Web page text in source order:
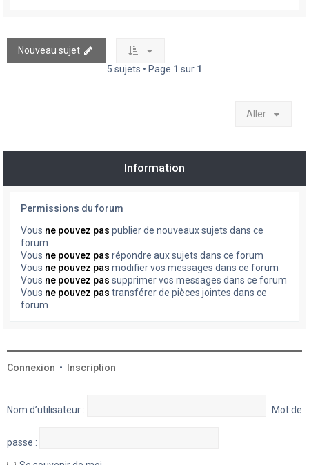
Nouveau sujet
5 sujets • Page 1 sur 1
Aller
Information
Permissions du forum
Vous ne pouvez pas publier de nouveaux sujets dans ce
forum
Vous ne pouvez pas répondre aux sujets dans ce forum
Vous ne pouvez pas modifier vos messages dans ce forum
Vous ne pouvez pas supprimer vos messages dans ce forum
Vous ne pouvez pas transférer de pièces jointes dans ce
forum
Connexion • Inscription
Nom d’utilisateur : Mot de
passe :